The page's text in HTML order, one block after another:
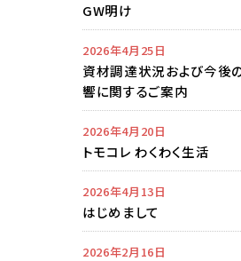
GW明け
2026年4月25日
資材調達状況および今後
響に関するご案内
2026年4月20日
トモコレ わくわく生活
2026年4月13日
はじめまして
2026年2月16日